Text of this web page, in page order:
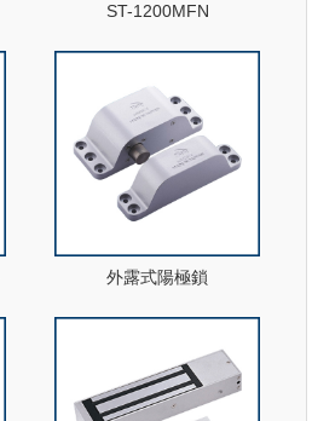
ST-1200MFN
外露式陽極鎖